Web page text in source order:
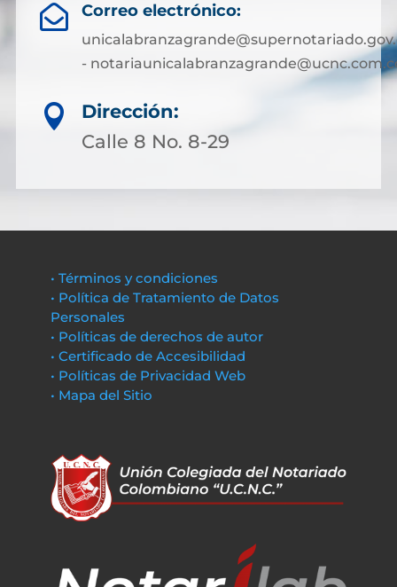
 Correo electrónico:
-

Dirección:
Calle 8 No. 8-29
• Términos y condiciones
• Política de Tratamiento de Datos
Personales
• Políticas de derechos de autor
• Certificado de Accesibilidad
• Políticas de Privacidad Web
• Mapa del Sitio